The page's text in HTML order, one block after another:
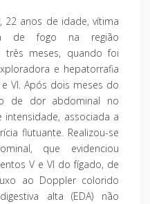
22 anos de idade, vítima
de fogo na região
três meses, quando foi
e hepatorrafia
VI. Após dois meses do
de dor abdominal no
associada a
flutuante. Realizou-se
que evidenciou
V e VI do fígado, de
ao Doppler colorido
alta (EDA) não